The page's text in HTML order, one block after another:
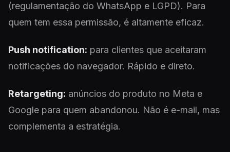
(regulamentação do WhatsApp e LGPD). Para
quem tem essa permissão, é altamente eficaz.
Push notification: para clientes que aceitaram
notificações do navegador. Rápido e direto.
Retargeting: anúncios do produto no Meta e
Google para quem abandonou. Não é e-mail, mas
complementa a estratégia.